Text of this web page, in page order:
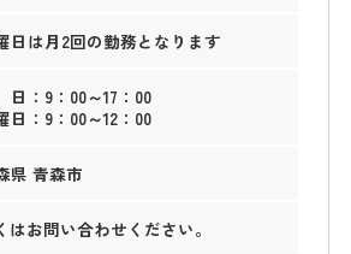
日は月2回の勤務となります
：9：00～17：00
日：9：00～12：00
県 青森市
はお問い合わせください。